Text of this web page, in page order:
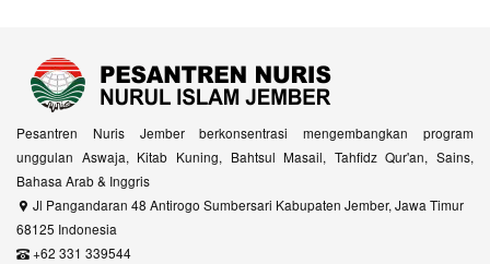
Pesantren Nuris Jember berkonsentrasi mengembangkan program
unggulan Aswaja, Kitab Kuning, Bahtsul Masail, Tahfidz Qur'an, Sains,
Bahasa Arab & Inggris
Jl Pangandaran 48 Antirogo Sumbersari Kabupaten Jember, Jawa Timur
68125 Indonesia
+62 331 339544